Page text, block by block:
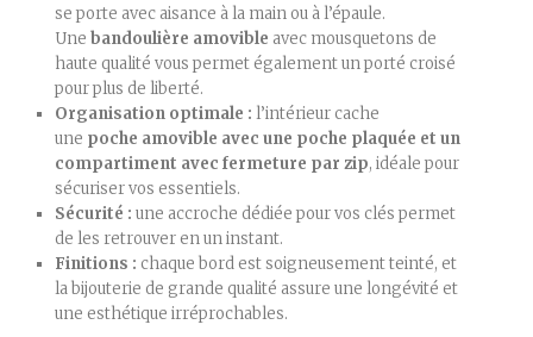
se porte avec aisance à la main ou à l’épaule.
Une bandoulière amovible avec mousquetons de
haute qualité vous permet également un porté croisé
pour plus de liberté.
Organisation optimale : l’intérieur cache
une poche amovible avec une poche plaquée et un
compartiment avec fermeture par zip, idéale pour
sécuriser vos essentiels.
Sécurité : une accroche dédiée pour vos clés permet
de les retrouver en un instant.
Finitions : chaque bord est soigneusement teinté, et
la bijouterie de grande qualité assure une longévité et
une esthétique irréprochables.